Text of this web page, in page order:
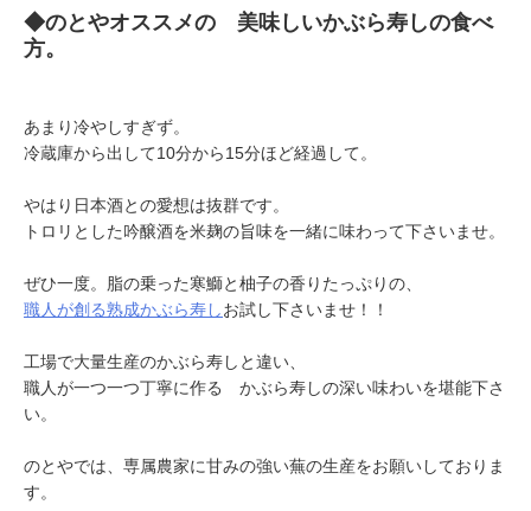
◆のとやオススメの 美味しいかぶら寿しの食べ
方。
あまり冷やしすぎず。
冷蔵庫から出して10分から15分ほど経過して。
やはり日本酒との愛想は抜群です。
トロリとした吟醸酒を米麹の旨味を一緒に味わって下さいませ。
ぜひ一度。脂の乗った寒鰤と柚子の香りたっぷりの、
職人が創る熟成かぶら寿しお試し下さいませ！！
工場で大量生産のかぶら寿しと違い、
職人が一つ一つ丁寧に作る かぶら寿しの深い味わいを堪能下さ
い。
のとやでは、専属農家に甘みの強い蕪の生産をお願いしておりま
す。